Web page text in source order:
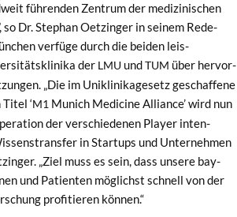
führen­den Zen­trum der medi­zinis­chen
so Dr. Stephan Oet­zinger in seinem Rede­
ver­füge durch die bei­den leis­
der LMUundTUM über her­vor­
„Die im Uniklinik­age­setz geschaf­fene
‘M1 Munich Med­i­cine Alliance’ wird nun
der ver­schiede­nen Play­er inten­
in Star­tups und Unternehmen
„Ziel muss es sein, dass unsere bay­
und Patien­ten möglichst schnell von der
prof­i­tieren können.“